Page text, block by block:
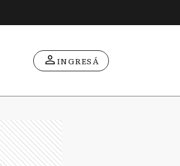
INGRESÁ